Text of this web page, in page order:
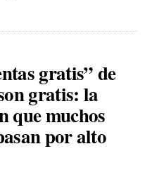
gratis” de
gratis: la
que muchos
por alto